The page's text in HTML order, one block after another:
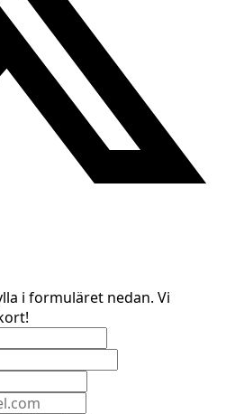
i formuläret nedan. Vi